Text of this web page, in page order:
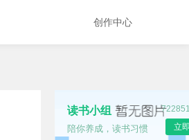
创作中心
读书小组
陪你养成，读书习惯
立